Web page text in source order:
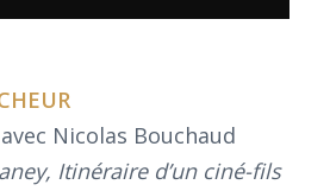
Nicolas Bouchaud
Itinéraire d’un ciné-fils